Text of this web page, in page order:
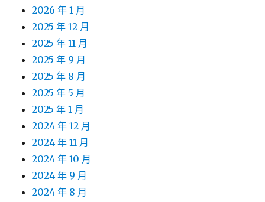
2026 年 1 月
2025 年 12 月
2025 年 11 月
2025 年 9 月
2025 年 8 月
2025 年 5 月
2025 年 1 月
2024 年 12 月
2024 年 11 月
2024 年 10 月
2024 年 9 月
2024 年 8 月